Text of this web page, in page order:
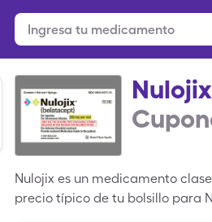
Nulojix
Nulojix es un medicamento
precio típico de tu bolsillo para